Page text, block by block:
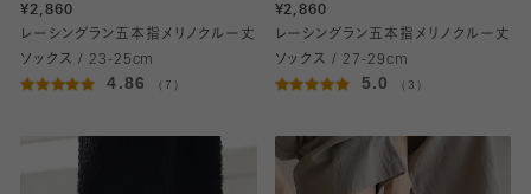
¥2,860
レーシングラン五本指メリノクルー丈
ソックス / 23-25cm
4.86 （7）
¥2,860
レーシングラン五本指メリノクルー丈
ソックス / 27-29cm
5.0 （3）